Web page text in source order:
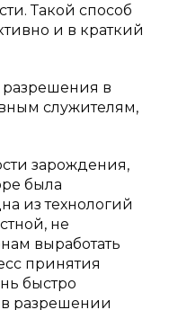
Такой способ
и в краткий
разрешения в
служителям,
зарождения,
была
из технологий
не
выработать
принятия
быстро
разрешении